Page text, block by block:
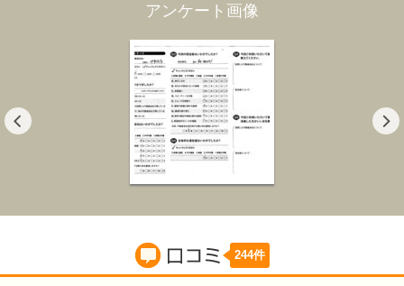
アンケート画像
口コミ
244件